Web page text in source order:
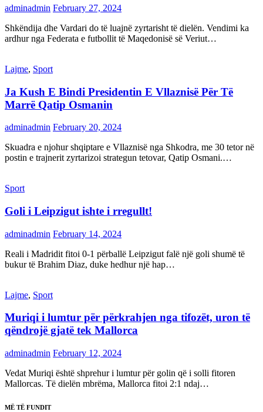
adminadmin February 27, 2024
Shkëndija dhe Vardari do të luajnë zyrtarisht të dielën. Vendimi ka
ardhur nga Federata e futbollit të Maqedonisë së Veriut…
Lajme, Sport
Ja Kush E Bindi Presidentin E Vllaznisë Për Të
Marrë Qatip Osmanin
adminadmin February 20, 2024
Skuadra e njohur shqiptare e Vllaznisë nga Shkodra, me 30 tetor në
postin e trajnerit zyrtarizoi strategun tetovar, Qatip Osmani.…
Sport
Goli i Leipzigut ishte i rregullt!
adminadmin February 14, 2024
Reali i Madridit fitoi 0-1 përballë Leipzigut falë një goli shumë të
bukur të Brahim Diaz, duke hedhur një hap…
Lajme, Sport
Muriqi i lumtur për përkrahjen nga tifozët, uron të
qëndrojë gjatë tek Mallorca
adminadmin February 12, 2024
Vedat Muriqi është shprehur i lumtur për golin që i solli fitoren
Mallorcas. Të dielën mbrëma, Mallorca fitoi 2:1 ndaj…
MË TË FUNDIT